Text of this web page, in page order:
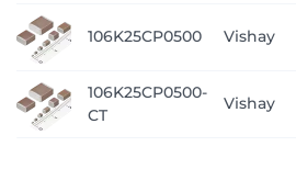
106K25CP0500 Vishay
106K25CP0500-
CT
Vishay